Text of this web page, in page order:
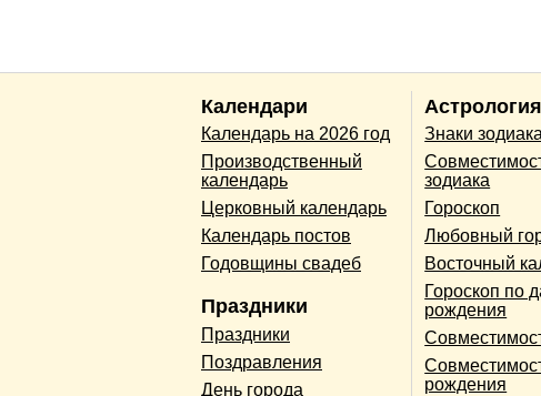
Календари
Календарь на 2026 год
Производственный
календарь
Церковный календарь
Календарь постов
Годовщины свадеб
Праздники
Праздники
Поздравления
День города
Астрология
Знаки зодиака
зодиака
Гороскоп
Любовный
Восточный
Гороскоп по
рождения
рождения